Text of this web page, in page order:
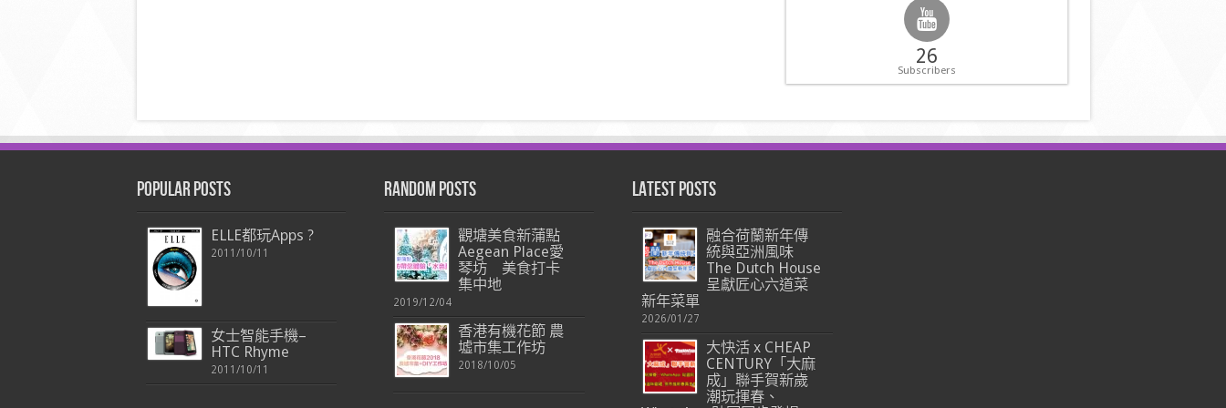
26
Subscribers
Popular Posts
ELLE都玩Apps ?
2011/10/11
女士智能手機–
HTC Rhyme
2011/10/11
Random Posts
觀塘美食新蒲點
Aegean Place愛
琴坊 美食打卡
集中地
2019/12/04
香港有機花節 農
墟市集工作坊
2018/10/05
Latest Posts
融合荷蘭新年傳
統與亞洲風味
The Dutch House
呈獻匠心六道菜
新年菜單
2026/01/27
大快活 x CHEAP
CENTURY「大麻
成」聯手賀新歲
潮玩揮春、